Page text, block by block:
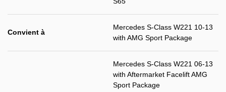
Convient à
Mercedes S-Class W221 10-13
with AMG Sport Package
Mercedes S-Class W221 06-13
with Aftermarket Facelift AMG
Sport Package